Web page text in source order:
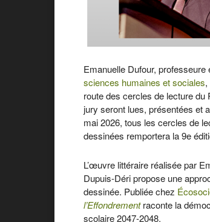
Emanuelle Dufour,
sciences humaines et sociales
route des cercles de lecture
jury seront lues, présentées et
mai 2026, tous les cercles de
dessinées remportera la 9e
L’œuvre littéraire réalisée par
Dupuis-Déri propose une
dessinée. Publiée chez
l’Effondrementraconte la
scolaire 2047-2048.